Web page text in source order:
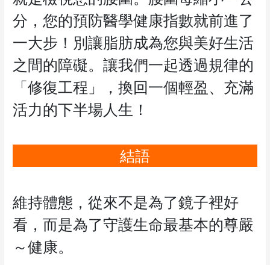
分，您的預防醫學健康指數就前進了
一大步！別讓脂肪成為您與美好生活
之間的障礙。讓我們一起透過規律的
「修復工程」，換回一個輕盈、充滿
活力的下半場人生！
結語
維持體態，從來不是為了鏡子裡好
看，而是為了守護生命最基本的尊嚴
～健康。